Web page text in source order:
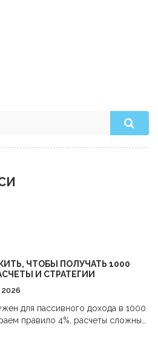
ЧТОБЫ ПОЛУЧАТЬ 1000
И СТРАТЕГИИ
для пассивного дохода в 1000
правило 4%, расчеты сложных